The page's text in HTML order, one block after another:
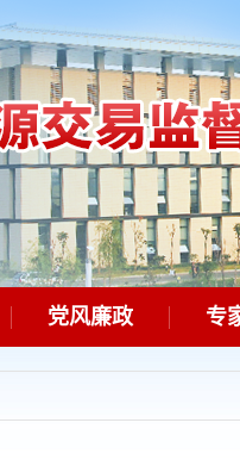
党风廉政 专